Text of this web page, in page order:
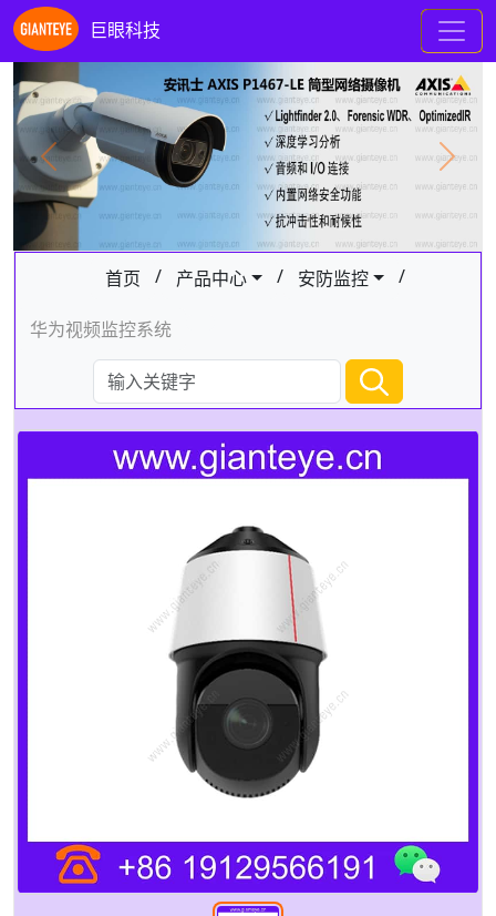
巨眼科技
Previous Next
首页 / 产品中心 / 安防监控 /
华为视频监控系统